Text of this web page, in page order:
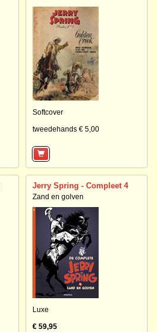
Softcover
tweedehands € 5,00
Jerry Spring - Compleet 4
Zand en golven
Luxe
€ 59,95